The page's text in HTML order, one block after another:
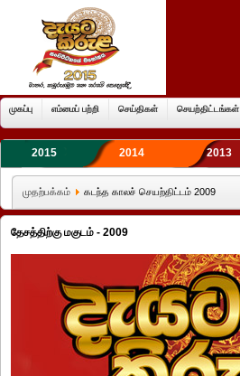
முகப்பு எம்மைப் பற்றி செய்திகள் செயற்திட்டங்கள்
2015 2014 2013
முதற்பக்கம் கடந்த காலச் செயற்திட்டம் 2009
தேசத்திற்கு மகுடம் - 2009